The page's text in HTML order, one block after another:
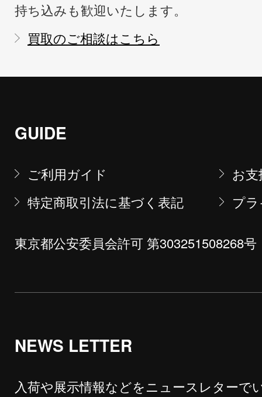
持ち込みも歓迎いたします。
買取のご相談はこちら
GUIDE
ご利用ガイド
お
特定商取引法に基づく表記
プ
東京都公安委員会許可 第303251508268号
NEWS LETTER
入荷や展示情報などをニュースレターで